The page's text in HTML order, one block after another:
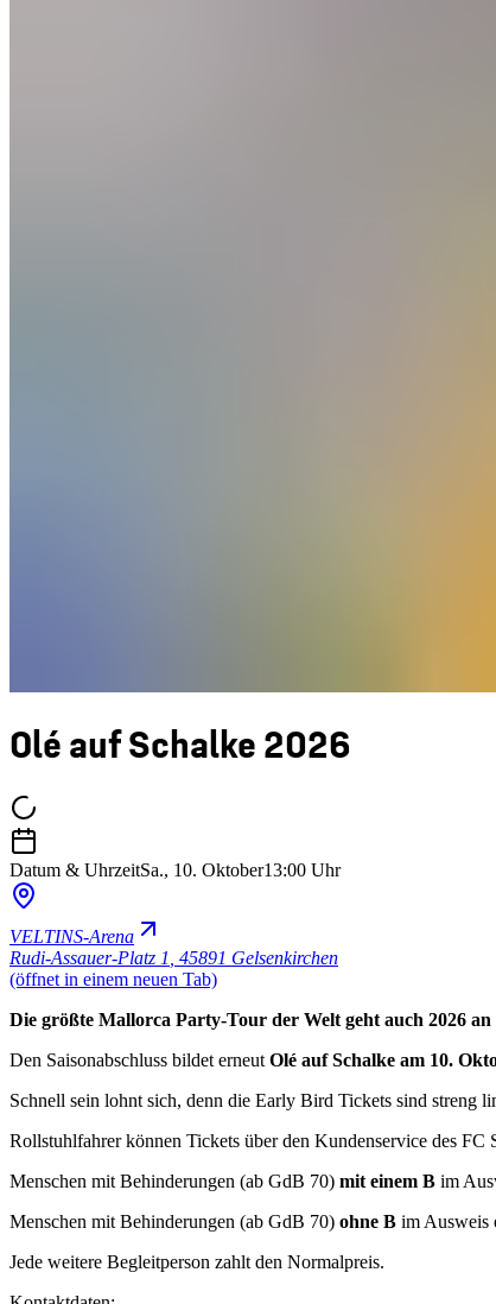
Olé auf Schalke 2026
Datum & UhrzeitSa., 10. Oktober13:00 Uhr
VELTINS-Arena
Rudi-Assauer-Platz 1 45891 Gelsenkirchen
(öffnet in einem neuen Tab)
Die größte Mallorca Party-Tour der Welt geht auch 2026 an
Den Saisonabschluss bildet erneut Olé auf Schalke am 10.
Schnell sein lohnt sich, denn die Early Bird Tickets sind streng
Rollstuhlfahrer können Tickets über den Kundenservice des
Menschen mit Behinderungen (ab GdB 70) mit einem B im
Menschen mit Behinderungen (ab GdB 70) ohne B im Ausweis
Jede weitere Begleitperson zahlt den Normalpreis.